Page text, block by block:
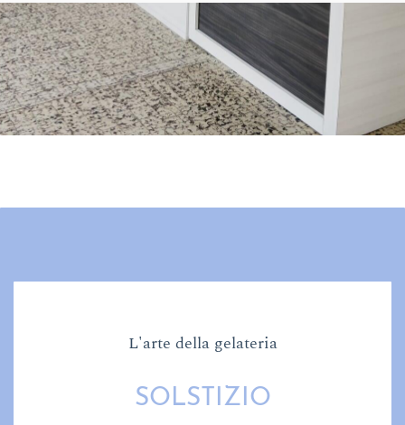
L'arte della gelateria
SOLSTIZIO